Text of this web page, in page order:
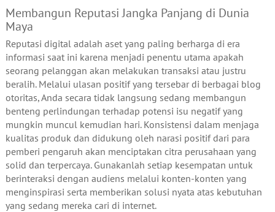
Membangun Reputasi Jangka Panjang di Dunia
Maya
Reputasi digital adalah aset yang paling berharga di era
informasi saat ini karena menjadi penentu utama apakah
seorang pelanggan akan melakukan transaksi atau justru
beralih. Melalui ulasan positif yang tersebar di berbagai blog
otoritas, Anda secara tidak langsung sedang membangun
benteng perlindungan terhadap potensi isu negatif yang
mungkin muncul kemudian hari. Konsistensi dalam menjaga
kualitas produk dan didukung oleh narasi positif dari para
pemberi pengaruh akan menciptakan citra perusahaan yang
solid dan terpercaya. Gunakanlah setiap kesempatan untuk
berinteraksi dengan audiens melalui konten-konten yang
menginspirasi serta memberikan solusi nyata atas kebutuhan
yang sedang mereka cari di internet.